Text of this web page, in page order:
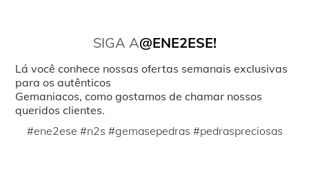
SIGA A@ENE2ESE!
Lá você conhece nossas ofertas semanais exclusivas
para os autênticos
Gemaniacos, como gostamos de chamar nossos
queridos clientes.
#ene2ese #n2s #gemasepedras #pedraspreciosas